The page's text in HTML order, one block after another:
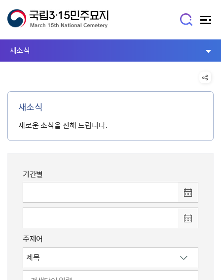
새소식
새소식
새로운 소식을 전해 드립니다.
기간별
주제어